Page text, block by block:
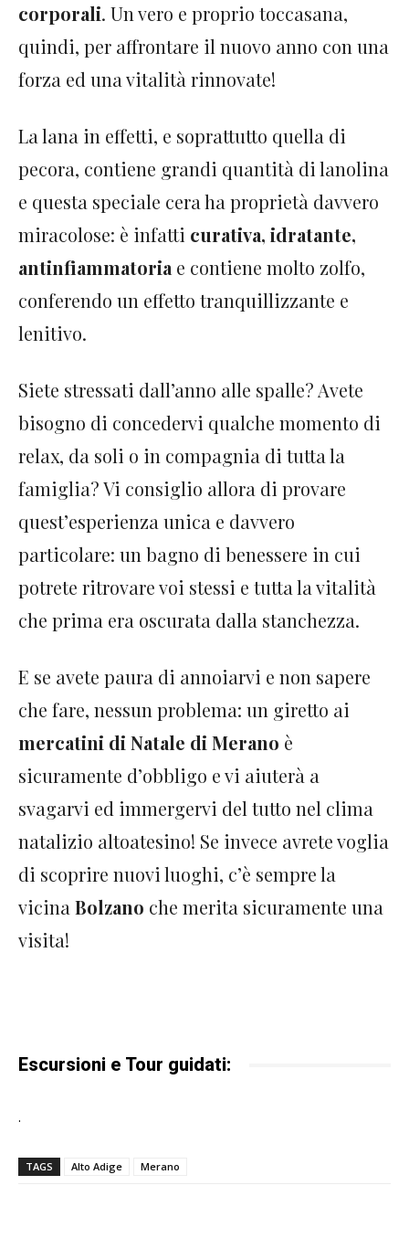
corporali. Un vero e proprio toccasana,
quindi, per affrontare il nuovo anno con una
forza ed una vitalità rinnovate!
La lana in effetti, e soprattutto quella di
pecora, contiene grandi quantità di lanolina
e questa speciale cera ha proprietà davvero
miracolose: è infatti curativa, idratante,
antinfiammatoria e contiene molto zolfo,
conferendo un effetto tranquillizzante e
lenitivo.
Siete stressati dall’anno alle spalle? Avete
bisogno di concedervi qualche momento di
relax, da soli o in compagnia di tutta la
famiglia? Vi consiglio allora di provare
quest’esperienza unica e davvero
particolare: un bagno di benessere in cui
potrete ritrovare voi stessi e tutta la vitalità
che prima era oscurata dalla stanchezza.
E se avete paura di annoiarvi e non sapere
che fare, nessun problema: un giretto ai
mercatini di Natale di Merano è
sicuramente d’obbligo e vi aiuterà a
svagarvi ed immergervi del tutto nel clima
natalizio altoatesino! Se invece avrete voglia
di scoprire nuovi luoghi, c’è sempre la
vicina Bolzano che merita sicuramente una
visita!
Escursioni e Tour guidati:
.
TAGS Alto Adige Merano